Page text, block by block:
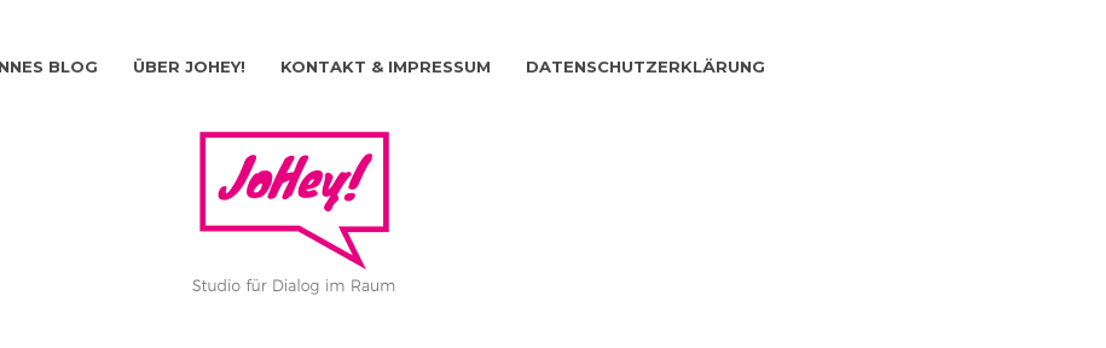
BLOG ÜBER JOHEY! KONTAKT & IMPRESSUM DATENSCHUTZERKLÄRUNG